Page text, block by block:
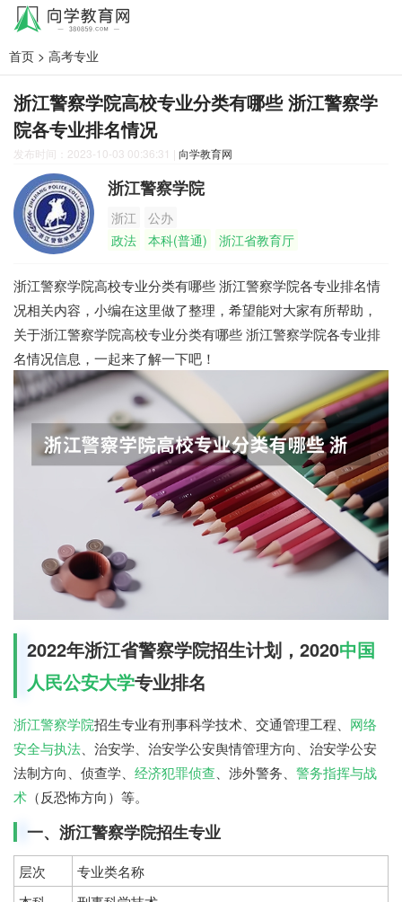
首页 > 高考专业
浙江警察学院高校专业分类有哪些 浙江警察学
院各专业排名情况
发布时间：2023-10-03 00:36:31 | 向学教育网
浙江警察学院
浙江
公办
政法
本科(普通) 浙江省教育厅
浙江警察学院高校专业分类有哪些 浙江警察学院各专业排名情
况相关内容，小编在这里做了整理，希望能对大家有所帮助，
关于浙江警察学院高校专业分类有哪些 浙江警察学院各专业排
名情况信息，一起来了解一下吧！
2022年浙江省警察学院招生计划，2020中国
人民公安大学专业排名
浙江警察学院招生专业有刑事科学技术、交通管理工程、 网络
安全与执法、治安学、治安学公安舆情管理方向、治安学公安
法制方向、侦查学、 经济犯罪侦查、涉外警务、 警务指挥与战
术 （反恐怖方向）等。
一、浙江警察学院招生专业
层次
专业类名称